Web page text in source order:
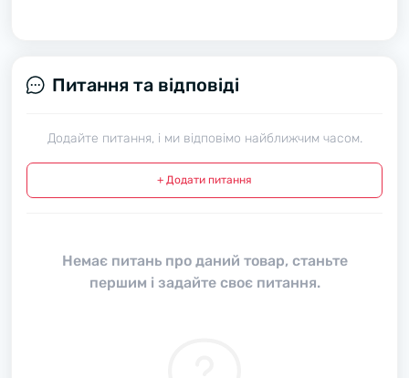
Питання та відповіді
Додайте питання, і ми відповімо найближчим часом.
+ Додати питання
Немає питань про даний товар, станьте
першим і задайте своє питання.